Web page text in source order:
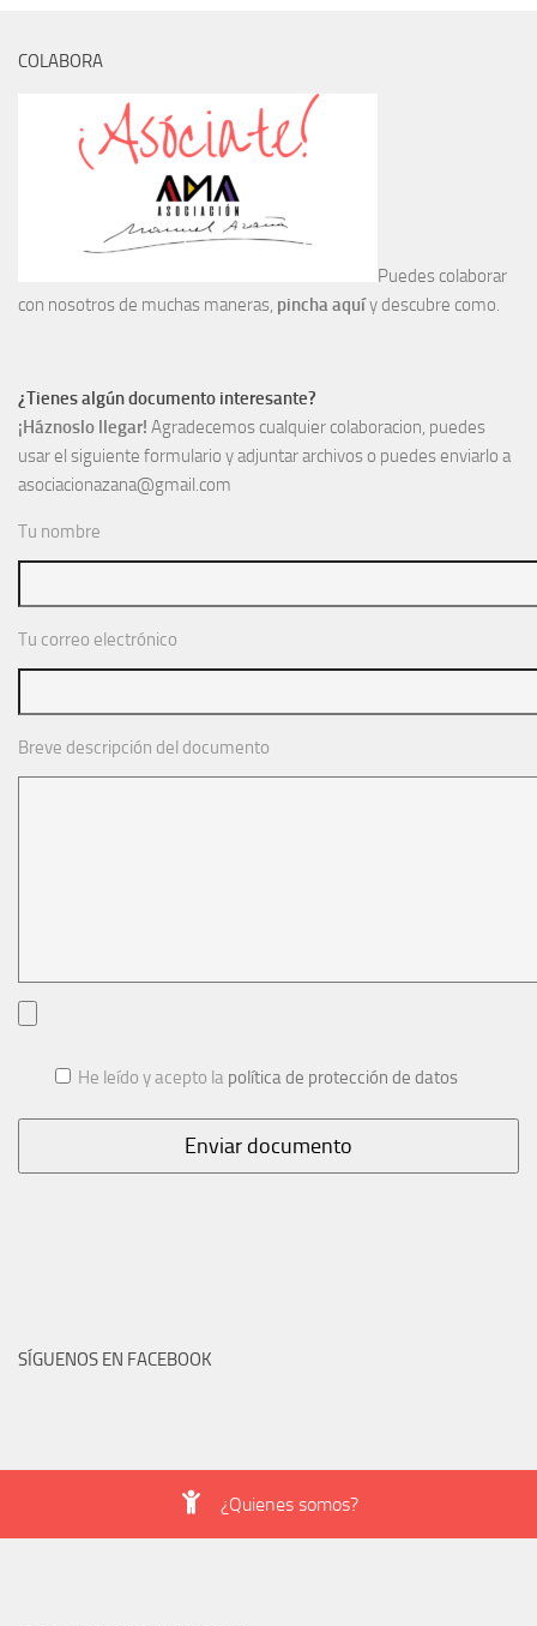
Archivo
Biografía
Cronología fundamental de Manuel Azaña
Artículos sobre Manuel Azaña
Ochenta años sin Manuel Azaña
Catálogo Hemeroteca
Fondo Mario J. Bonilla
Biblioteca-Novedades
Publicaciones destacadas de nuestra hemeroteca
COLABORA
Puedes colaborar
con nosotros de muchas maneras, pincha aquíy descubre como.
¿Tienes algún documento interesante?
¡Háznoslo llegar! Agradecemos cualquier colaboracion, puedes
usar el siguiente formulario y adjuntar archivos o puedes enviarlo a
asociacionazana@gmail.com
Tu nombre
Tu correo electrónico
Breve descripción del documento
He leído y acepto la política de protección de datos
SÍGUENOS EN FACEBOOK
¿Quienes somos?